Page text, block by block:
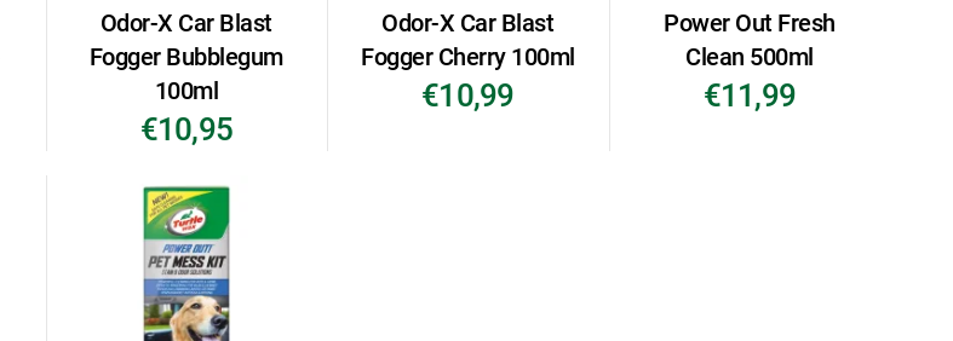
Odor-X Car Blast
Fogger Bubblegum
100ml
€10,95
Odor-X Car Blast
Fogger Cherry 100ml
€10,99
Power Out Fresh
Clean 500ml
€11,99